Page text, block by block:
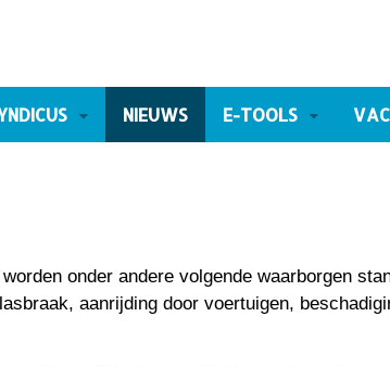
NIEUWS E-TOOLS
onder andere volgende waarborgen
aanrijding door voertuigen,